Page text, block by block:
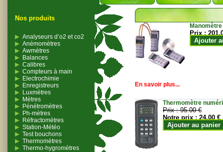
Nos produits
Analyseurs d’o2 et co2
Anémomètres
Awmètres
Balances
Calibres
Compteurs à main
Electrochimie
Enregistreurs
Luxmètres
Mètres
Pénétromètres
Ph-mètres
Réfractomètres
Station-Météo
Test bouchons
Thermomètres
Thermo-hygromètres
Prix :
Ajouter
En savoir plus...
Thermomètre
Prix :95.00 €
Notre prix :24.00 €
Ajouter au panier